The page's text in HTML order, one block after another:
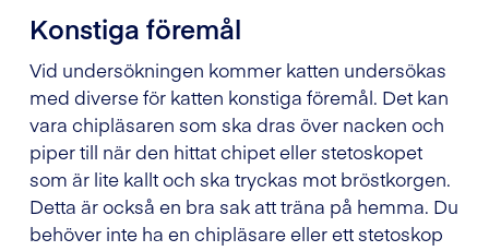
Konstiga föremål
Vid undersökningen kommer katten undersökas
med diverse för katten konstiga föremål. Det kan
vara chipläsaren som ska dras över nacken och
piper till när den hittat chipet eller stetoskopet
som är lite kallt och ska tryckas mot bröstkorgen.
Detta är också en bra sak att träna på hemma. Du
behöver inte ha en chipläsare eller ett stetoskop